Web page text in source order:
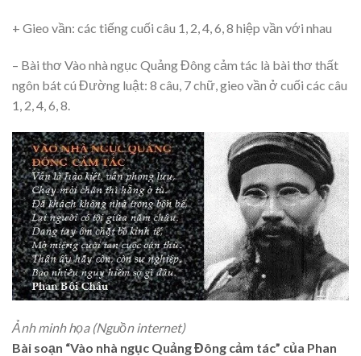
+ Gieo vần: các tiếng cuối câu 1, 2, 4, 6, 8 hiệp vần với nhau
– Bài thơ Vào nhà ngục Quảng Đông cảm tác là bài thơ thất
ngôn bát cú Đường luật: 8 câu, 7 chữ, gieo vần ở cuối các câu
1, 2, 4, 6, 8.
Ảnh minh họa (Nguồn internet)
Bài soạn “Vào nhà ngục Quảng Đông cảm tác” của Phan